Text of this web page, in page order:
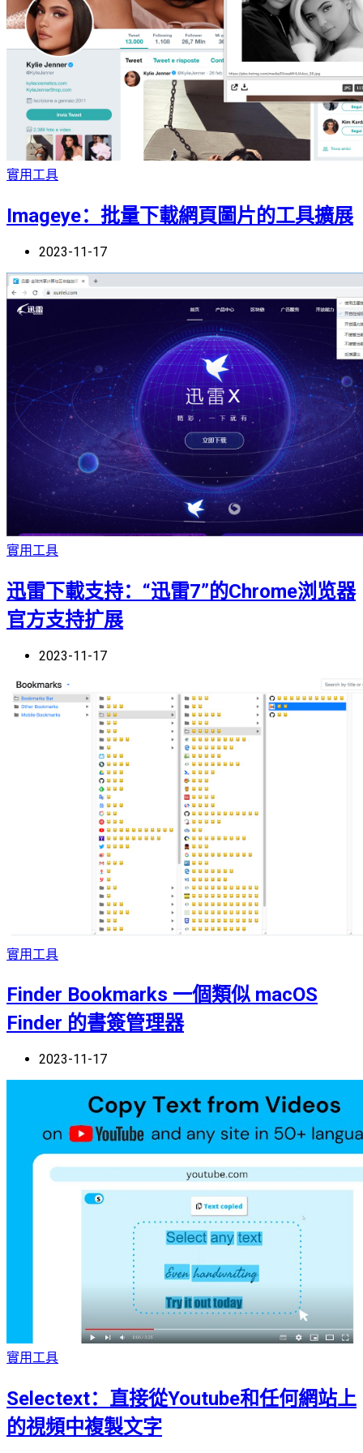
實用工具
Imageye：批量下載網頁圖片的工具擴展
2023-11-17
實用工具
迅雷下載支持：“迅雷7”的Chrome浏览器
官方支持扩展
2023-11-17
實用工具
Finder Bookmarks 一個類似 macOS
Finder 的書簽管理器
2023-11-17
實用工具
Selectext：直接從Youtube和任何網站上
的視頻中複製文字